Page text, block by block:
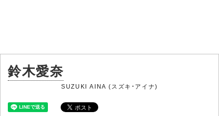
鈴木愛奈
SUZUKI AINA (スズキ・アイナ)